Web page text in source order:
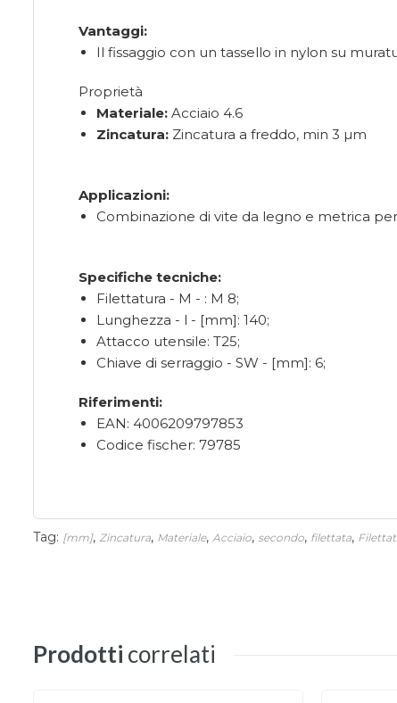
Vantaggi:
Il fissaggio con un tassello in nylon su
Proprietà
Materiale: Acciaio 4.6
Zincatura: Zincatura a freddo, min 3 µm
Applicazioni:
Combinazione di vite da legno e metrica
Specifiche tecniche:
Filettatura - M - : M 8;
Lunghezza - l - [mm]: 140;
Attacco utensile: T25;
Chiave di serraggio - SW - [mm]: 6;
Riferimenti:
EAN: 4006209797853
Codice fischer: 79785
Tag: [mm], Zincatura, Materiale, Acciaio, secondo, filettata,
Prodotti correlati